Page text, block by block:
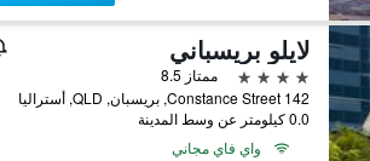
لايلو بريسباني
4 نجوم
ممتاز 8.5
142 Constance Street, بريسبان, QLD, أستراليا
0.0 كيلومتر عن وسط المدينة
واي فاي مجاني